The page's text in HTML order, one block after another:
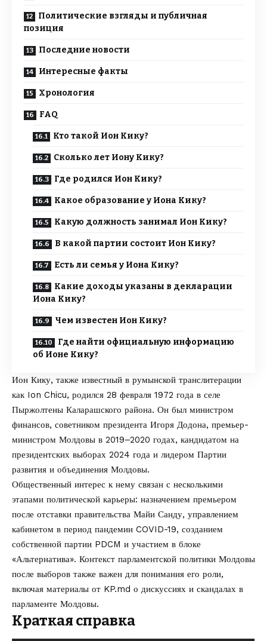
Политические взгляды и публичная
позиция
Последние новости
Интересные факты
Хронология
FAQ
Кто такой Ион Кику?
Сколько лет Иону Кику?
Где родился Ион Кику?
Какое образование у Иона Кику?
Какую должность занимал Ион Кику?
В какой партии состоит Ион Кику?
Есть ли семья у Иона Кику?
Какие доходы указаны в декларации
Иона Кику?
Чем известен Ион Кику?
Где найти официальную информацию
об Ионе Кику?
Ион Кику, также известный в румынской транслитерации
как Ion Chicu, родился 28 февраля 1972 года в селе
Пыржолтены Каларашского района. Он был министром
финансов, советником президента Игоря Додона, премьер-
министром Молдовы в 2019–2020 годах, кандидатом на
президентских выборах 2024 года и лидером Партии
развития и объединения Молдовы.
Общественный интерес к нему связан с несколькими
этапами политической карьеры: назначением премьером
после отставки правительства Майи Санду, управлением
кабинетом в период пандемии COVID-19, созданием
собственной партии PDCM и участием в блоке
«Альтернатива». Контекст парламентской политики Молдовы
после выборов также важен для понимания его роли,
включая материалы от KP.md о дискуссиях и скандалах в
парламенте Молдовы.
Краткая справка